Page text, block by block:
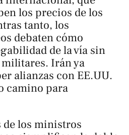
los precios de los
tanto, los
debaten cómo
de la vía sin
Irán ya
alianzas con EE.UU.
camino para
de los ministros